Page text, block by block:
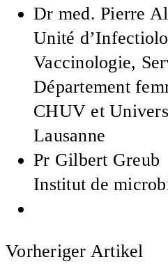
Dr med. Pierre
Unité
Vaccinologie,
Département
CHUV et
Lausanne
Pr Gilbert Greub
Institut de
Vorheriger Artikel